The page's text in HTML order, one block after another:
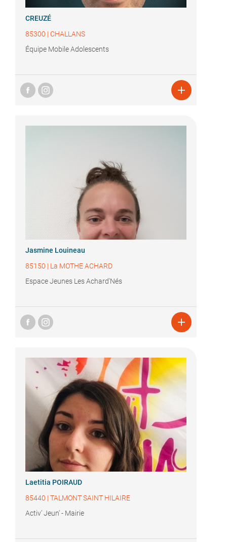
CREUZÉ
85300 | CHALLANS
Équipe Mobile Adolescents

Jasmine Louineau
85150 | La MOTHE ACHARD
Espace Jeunes Les Achard'Nés

Laetitia POIRAUD
85440 | TALMONT SAINT HILAIRE
Activ' Jeun' - Mairie